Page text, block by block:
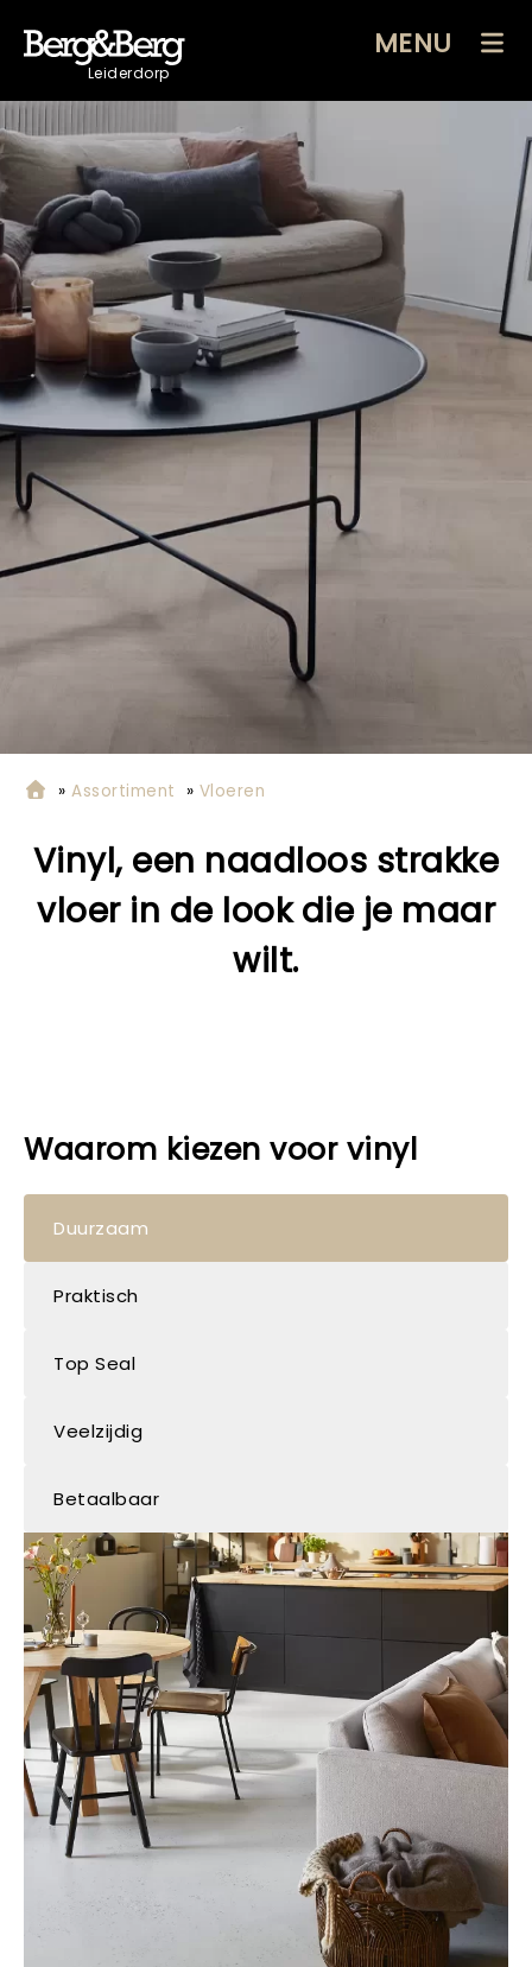
Leiderdorp
MENU
»Assortiment » Vloeren
Vinyl, een naadloos strakke
vloer in de look die je maar
wilt.
Waarom kiezen voor vinyl
Duurzaam
Praktisch
Top Seal
Veelzijdig
Betaalbaar